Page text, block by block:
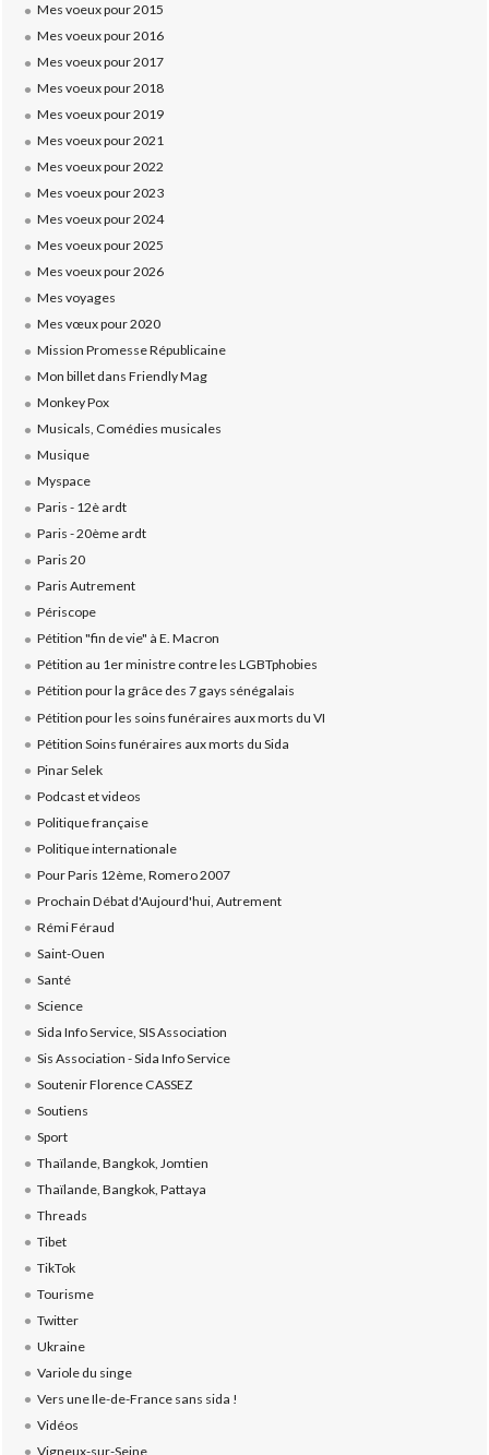
Mes voeux pour 2015
Mes voeux pour 2016
Mes voeux pour 2017
Mes voeux pour 2018
Mes voeux pour 2019
Mes voeux pour 2021
Mes voeux pour 2022
Mes voeux pour 2023
Mes voeux pour 2024
Mes voeux pour 2025
Mes voeux pour 2026
Mes voyages
Mes vœux pour 2020
Mission Promesse Républicaine
Mon billet dans Friendly Mag
Monkey Pox
Musicals, Comédies musicales
Musique
Myspace
Paris - 12è ardt
Paris - 20ème ardt
Paris 20
Paris Autrement
Périscope
Pétition "fin de vie" à E. Macron
Pétition au 1er ministre contre les LGBTphobies
Pétition pour la grâce des 7 gays sénégalais
Pétition pour les soins funéraires aux morts du VI
Pétition Soins funéraires aux morts du Sida
Pinar Selek
Podcast et videos
Politique française
Politique internationale
Pour Paris 12ème, Romero 2007
Prochain Débat d'Aujourd'hui, Autrement
Rémi Féraud
Saint-Ouen
Santé
Science
Sida Info Service, SIS Association
Sis Association - Sida Info Service
Soutenir Florence CASSEZ
Soutiens
Sport
Thaïlande, Bangkok, Jomtien
Thaïlande, Bangkok, Pattaya
Threads
Tibet
TikTok
Tourisme
Twitter
Ukraine
Variole du singe
Vers une Ile-de-France sans sida !
Vidéos
Vigneux-sur-Seine